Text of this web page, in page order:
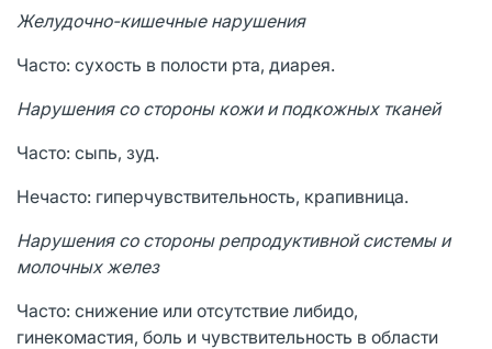
Желудочно-кишечные нарушения
Часто: сухость в полости рта, диарея.
Нарушения со стороны кожи и подкожных тканей
Часто: сыпь, зуд.
Нечасто: гиперчувствительность, крапивница.
Нарушения со стороны репродуктивной системы и
молочных желез
Часто: снижение или отсутствие либидо,
гинекомастия, боль и чувствительность в области